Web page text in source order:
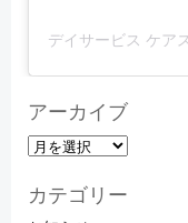
デイサービス ケア
アーカイブ
ア
カ
カテゴリー